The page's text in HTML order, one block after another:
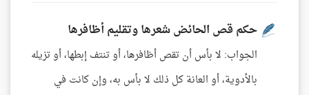
حكم قص الحائض شعرها وتقليم أظافرها
الجواب: لا بأس أن تقص أظافرها، أو تنتف إبطها، أو تزيله
بالأدوية، أو العانة كل ذلك لا بأس به، وإن كانت في